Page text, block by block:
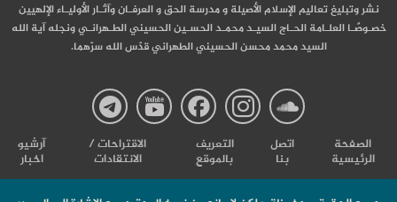
نشر وتبليغ تعاليم الإسلام الأصيلة و مدرسة الحق و العرفـان وآثـار الأوليـاء الإلهيين
خصـوصًـا العلـامة الحـاج السيـد محمـد الحسـين الحسيني الطـهرانـي ونجله آية الله
السيد محمد محسن الحسيني الطهراني قدّس الله سرّهما.
صفحة
صفحة
صفحة
صفحة
الصفحة
الرئيسية
اتصل
بنا
التعریف
بالموقع
الاقتراحات /
الانتقادات
آرشیو
اخبار